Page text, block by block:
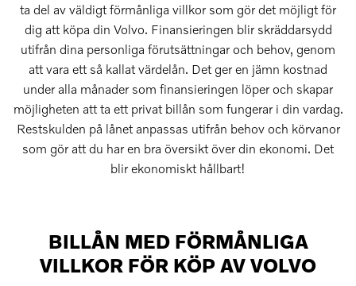
ta del av väldigt förmånliga villkor som gör det möjligt för
dig att köpa din Volvo. Finansieringen blir skräddarsydd
utifrån dina personliga förutsättningar och behov, genom
att vara ett så kallat värdelån. Det ger en jämn kostnad
under alla månader som finansieringen löper och skapar
möjligheten att ta ett privat billån som fungerar i din vardag.
Restskulden på lånet anpassas utifrån behov och körvanor
som gör att du har en bra översikt över din ekonomi. Det
blir ekonomiskt hållbart!
BILLÅN MED FÖRMÅNLIGA
VILLKOR FÖR KÖP AV VOLVO